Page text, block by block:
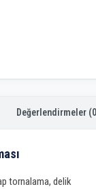
Değerlendirmeler
tornalama, delik